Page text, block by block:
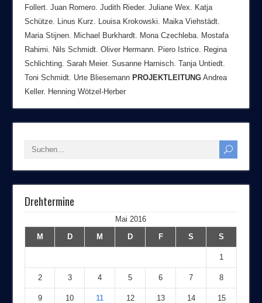
Follert. Juan Romero. Judith Rieder. Juliane Wex. Katja
Schütze. Linus Kurz. Louisa Krokowski. Maika Viehstädt.
Maria Stijnen. Michael Burkhardt. Mona Czechleba. Mostafa
Rahimi. Nils Schmidt. Oliver Hermann. Piero Istrice. Regina
Schlichting. Sarah Meier. Susanne Harnisch. Tanja Untiedt.
Toni Schmidt. Urte BliesemannPROJEKTLEITUNG Andrea
Keller. Henning Wötzel-Herber
Drehtermine
Mai 2016
M
D M D F S S
1
2 3 4 5 6 7 8
9 10 11 12 13 14 15